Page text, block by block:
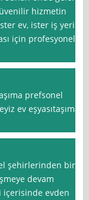
hizmetin
ev, ister iş yeri
için profesyonel
prefsonel
ev eşyasıtaşıma
şehirlerinden biri
devam
içerisinde evden